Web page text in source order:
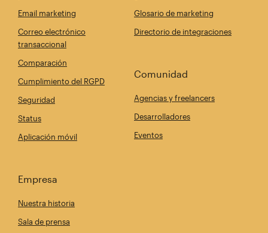
Email marketing
Correo electrónico
transaccional
Comparación
Cumplimiento del RGPD
Seguridad
Status
Aplicación móvil
Glosario de marketing
Directorio de integraciones
Comunidad
Agencias y freelancers
Desarrolladores
Eventos
Empresa
Nuestra historia
Sala de prensa